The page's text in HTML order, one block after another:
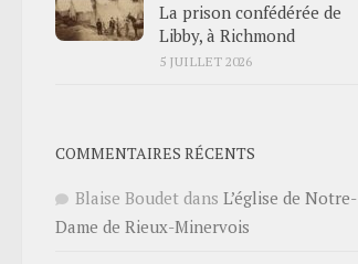
La prison confédérée de
Libby, à Richmond
5 JUILLET 2026
COMMENTAIRES RÉCENTS
Blaise Boudet dans L’église de Notre-
Dame de Rieux-Minervois